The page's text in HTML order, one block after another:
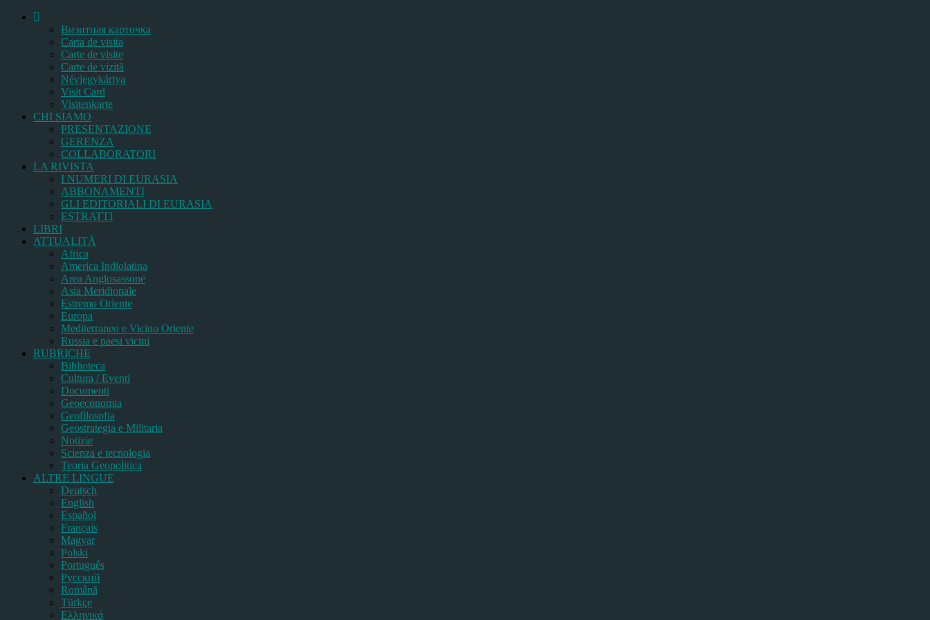
Bизитная карточка
Carta de visita
Carte de visite
Carte de vizită
Névjegykártya
Visit Card
Visitenkarte
CHI SIAMO
PRESENTAZIONE
GERENZA
COLLABORATORI
LA RIVISTA
I NUMERI DI EURASIA
ABBONAMENTI
GLI EDITORIALI DI EURASIA
ESTRATTI
LIBRI
ATTUALITÀ
Africa
America Indiolatina
Area Anglosassone
Asia Meridionale
Estremo Oriente
Europa
Mediterraneo e Vicino Oriente
Russia e paesi vicini
RUBRICHE
Biblioteca
Cultura / Eventi
Documenti
Geoeconomia
Geofilosofia
Geostrategia e Militaria
Notizie
Scienza e tecnologia
Teoria Geopolitica
ALTRE LINGUE
Deutsch
English
Español
Français
Magyar
Polski
Português
Pусский
Română
Türkçe
Ελληνικά